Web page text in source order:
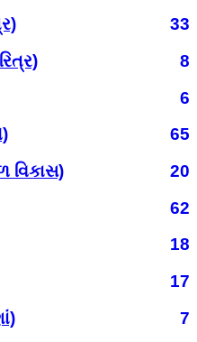
33
8
6
65
વિકાસ)
20
62
18
17
7